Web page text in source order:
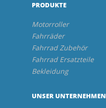
PRODUKTE
Motorroller
Fahrräder
Fahrrad Zubehör
Fahrrad Ersatzteile
Bekleidung
UNSER UNTERNEHMEN